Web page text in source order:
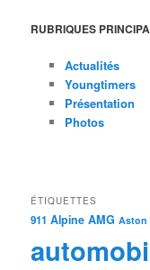
RUBRIQUES
Actualités
Youngtimers
Présentation
Photos
ÉTIQUETTES
911 Alpine AMG Aston